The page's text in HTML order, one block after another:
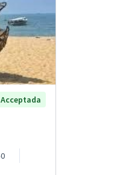
Acceptada
0